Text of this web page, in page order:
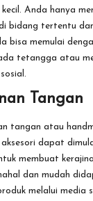
Anda hanya
bidang tertentu
bisa memulai
tetangga atau
Tangan
tangan atau
dapat
membuat
dan mudah
melalui media